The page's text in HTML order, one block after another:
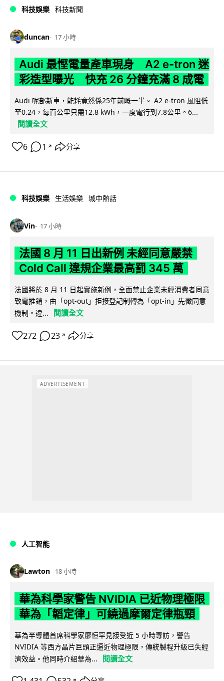
科技娛樂 科技新聞
duncan 17 小時
Audi 最慳電量產車現身 A2 e-tron 迷
彩造型曝光 快充 26 分鐘充滿 8 成電
Audi 呢部新車，能耗竟然係25年前嘅一半。 A2 e-tron 風阻低
至0.24，每百公里只需12.8 kWh，一度電行到7.8公里。6...
閱讀全文
6 1 ↗ 分享
科技娛樂 生活娛樂 城中熱話
Vin 17 小時
法國 8 月 11 日出新例 未經同意嚴禁
Cold Call 違規企業最高罰 345 萬
法國將於 8 月 11 日起實施新例，全面禁止企業未經消費者同意
致電推銷，由「opt-out」拒接登記制轉為「opt-in」先徵同意
機制。違...
閱讀全文
272 23 ↗ 分享
ADVERTISEMENT
人工智能
Lawton 18 小時
華為科學家警告 NVIDIA 已近物理極限
華為「韜定律」可繞過摩爾定律瓶頸
華為半導體首席科學家廖恒罕見接受近 5 小時專訪，警告
NVIDIA 等西方晶片巨頭正逼近物理極限，傳統製程升級已失經
濟效益。他同時介紹華為...
閱讀全文